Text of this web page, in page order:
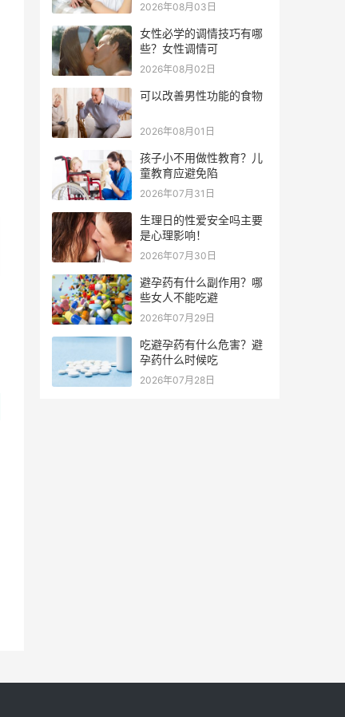
2026年08月03日
女性必学的调情技巧有哪
些？女性调情可
2026年08月02日
可以改善男性功能的食物
2026年08月01日
孩子小不用做性教育？儿
童教育应避免陷
2026年07月31日
生理日的性爱安全吗主要
是心理影响！
2026年07月30日
避孕药有什么副作用？哪
些女人不能吃避
2026年07月29日
吃避孕药有什么危害？避
孕药什么时候吃
2026年07月28日